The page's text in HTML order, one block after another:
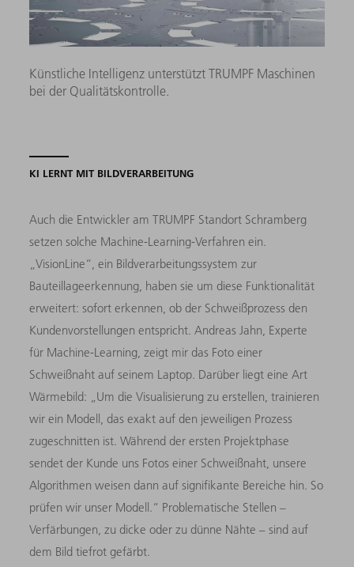
Künstliche Intelligenz unterstützt TRUMPF Maschinen
bei der Qualitätskontrolle.
KI LERNT MIT BILDVERARBEITUNG
Auch die Entwickler am TRUMPF Standort Schramberg
setzen solche Machine-Learning-Verfahren ein.
„VisionLine“, ein Bildverarbeitungssystem zur
Bauteillageerkennung, haben sie um diese Funktionalität
erweitert: sofort erkennen, ob der Schweißprozess den
Kundenvorstellungen entspricht. Andreas Jahn, Experte
für Machine-Learning, zeigt mir das Foto einer
Schweißnaht auf seinem Laptop. Darüber liegt eine Art
Wärmebild: „Um die Visualisierung zu erstellen, trainieren
wir ein Modell, das exakt auf den jeweiligen Prozess
zugeschnitten ist. Während der ersten Projektphase
sendet der Kunde uns Fotos einer Schweißnaht, unsere
Algorithmen weisen dann auf signifikante Bereiche hin. So
prüfen wir unser Modell.“ Problematische Stellen –
Verfärbungen, zu dicke oder zu dünne Nähte – sind auf
dem Bild tiefrot gefärbt.